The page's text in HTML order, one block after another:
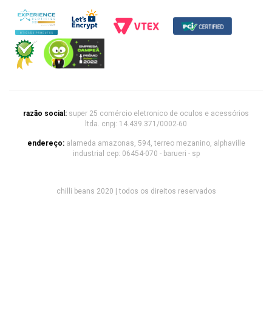
razão social: super 25 comércio eletronico de oculos e acessórios
ltda. cnpj: 14.439.371/0002-60
endereço: alameda amazonas, 594, terreo mezanino, alphaville
industrial cep: 06454-070 - barueri - sp
chilli beans 2020 | todos os direitos reservados